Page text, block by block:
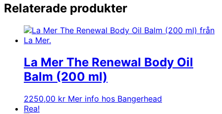
Relaterade produkter
La Mer The Renewal Body Oil
Balm (200 ml)
2250,00 kr Mer info hos Bangerhead
Rea!